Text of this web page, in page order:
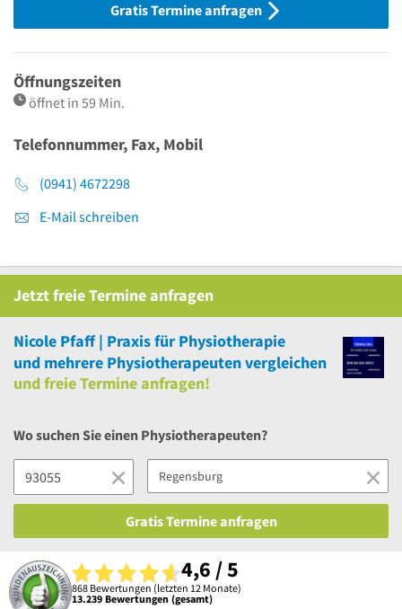
Gratis Termine anfragen
Öffnungszeiten
öffnet in 59 Min.
Telefonnummer, Fax, Mobil
(0941) 4672298
E-Mail schreiben
JetztfreieTermine anfragen
Nicole Pfaff | Praxis für Physiotherapie
und mehrere Physiotherapeuten vergleichen
undfreieTermine anfragen!
Wo suchen Sie einen Physiotherapeuten?
Gratis Termine anfragen
4,6 / 5
868 Bewertungen (letzten 12 Monate)
13.239 Bewertungen (gesamt)